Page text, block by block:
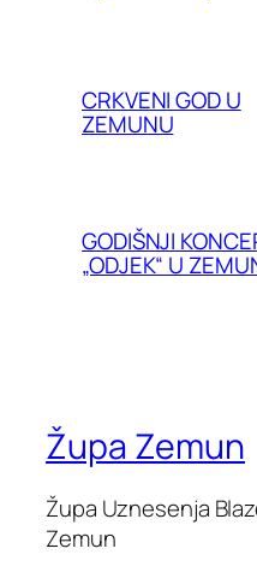
CRKVENI GOD U
ZEMUNU
GODIŠNJI
„ODJEK“ U
Župa Zemun
Župa Uznesenja
Zemun